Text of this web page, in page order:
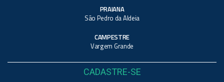
PRAIANA
São Pedro da Aldeia
CAMPESTRE
Vargem Grande
CADASTRE-SE